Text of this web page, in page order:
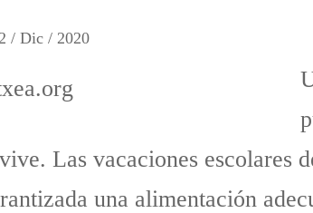
/ Dic / 2020
Las vacaciones escolares
una alimentación